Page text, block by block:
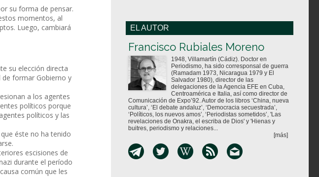
su forma de pensar.
momentos, al
Luego, cambiará
su elección directa
de formar Gobierno y
a los agentes
políticos porque
políticos y las
éste no ha tenido
escisiones de
durante el período
común que les
EL AUTOR
Francisco Rubiales Moreno
1948, Villamartín (Cádiz). Doctor en
Periodismo, ha sido corresponsal de guerra
(Ramadam 1973, Nicaragua 1979 y El
Salvador 1980), director de las
delegaciones de la Agencia EFE en Cuba,
Centroamérica e Italia, así como director de
Comunicación de Expo’92. Autor de los libros ‘China, nueva
cultura’, ‘El debate andaluz’, ‘Democracia secuestrada’,
‘Políticos, los nuevos amos’, ‘Periodistas sometidos’, 'Las
revelaciones de Onakra, el escriba de Dios' y 'Hienas y
buitres, periodismo y relaciones...
[más]